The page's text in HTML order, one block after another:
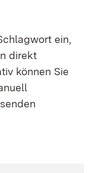
ein,
direkt
können Sie